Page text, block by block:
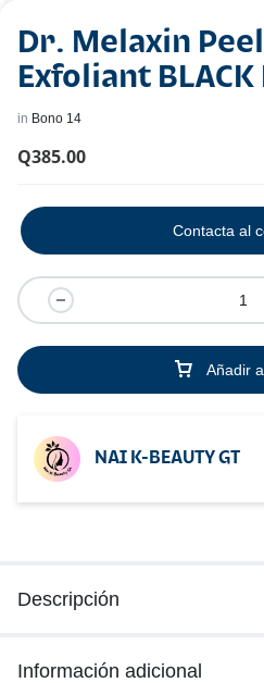
Dr. Melaxin
Exfoliant BLACK
in Bono 14
Q385.00
Añadir
Contacta al
NAI K-BEAUTY GT
Descripción
Información adicional